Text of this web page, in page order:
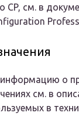
CP, см. в
о
см. в
в